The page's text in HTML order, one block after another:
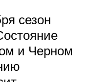
сезон
и Черном